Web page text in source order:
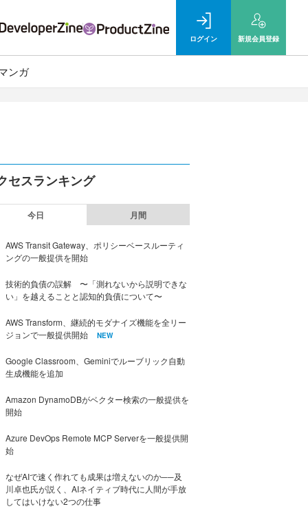
ログイン 新規会員登録
ンガ
セスランキング
今日 月間
AWS Transit Gateway、ポリシーベースルーティ
ングの一般提供を開始
技術的負債の誤解 〜「測れないから説明できな
い」を越えることと認知的負債について〜
AWS Transform、継続的モダナイズ機能を全リー
ジョンで一般提供開始
NEW
Google Classroom、Geminiでルーブリック自動
生成機能を追加
Amazon DynamoDBがベクター検索の一般提供を
開始
Azure DevOps Remote MCP Serverを一般提供開
始
なぜAIで速く作れても成果は増えないのか──及
川卓也氏が説く、AIネイティブ時代に人間が手放
してはいけない2つの仕事